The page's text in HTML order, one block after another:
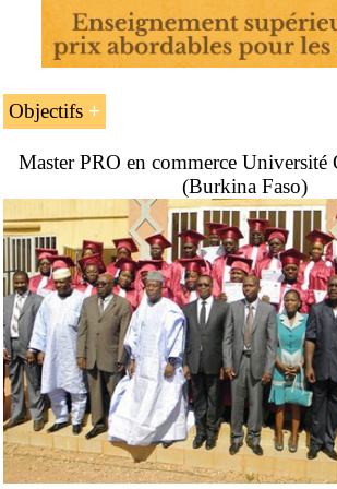
Master en affaires en Afrique .
Objectifs
Apprendre à faire des affaires au
Nigeria, au Burkina, au Bénin,
Comprendre l’importance de la
(Communauté Économique des
de l’Ouest), de l’UEMOA
Monétaire Ouest Africaine) et de
monétaire ouest-africaine)
Analyser les opportunités
international, la logistique et
étranger (IDE) dans les pays de la
Comprendre les accords
Connaitre les principales femmes
Master PRO en commerce
(Burkina Faso)